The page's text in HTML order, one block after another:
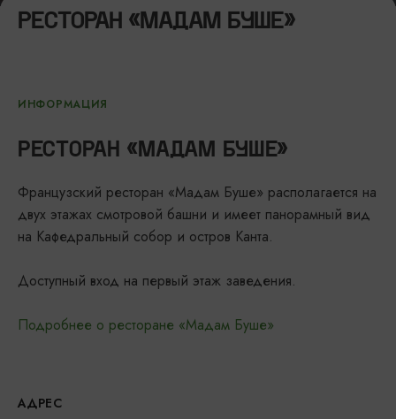
РЕСТОРАН «МАДАМ БУШЕ»
ИНФОРМАЦИЯ
РЕСТОРАН «МАДАМ БУШЕ»
Французский ресторан «Мадам Буше» располагается на
двух этажах смотровой башни и имеет панорамный вид
на Кафедральный собор и остров Канта.
Доступный вход на первый этаж заведения.
Подробнее о ресторане «Мадам Буше»
АДРЕС